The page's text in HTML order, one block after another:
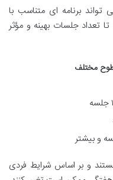
تواند برنامه ای متناسب با
تعداد جلسات بهینه و مؤثر
مختلف
و بر اساس شرایط فردی